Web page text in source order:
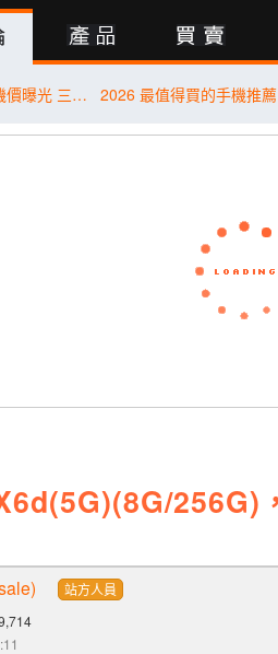
終於等到了！iPhone 17 Pro 空機價曝光 三星 Galaxy S26+ 狂降近 8 千
256G)
站方人員